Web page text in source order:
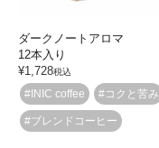
ダークノートアロマ
12本入り
¥1,728税込
#INIC coffee #コクと苦み
#ブレンドコーヒー